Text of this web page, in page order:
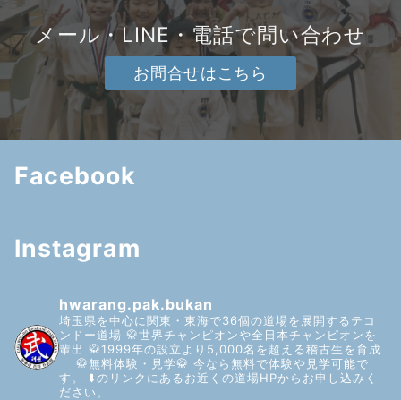
メール・LINE・電話で問い合わせ
お問合せはこちら
Facebook
Instagram
hwarang.pak.bukan
埼玉県を中心に関東・東海で36個の道場を展開するテコ
ンドー道場 🥋世界チャンピオンや全日本チャンピオンを
輩出 🥋1999年の設立より5,000名を超える稽古生を育成
🥋無料体験・見学🥋 今なら無料で体験や見学可能で
す。
⬇️のリンクにあるお近くの道場HPからお申し込みく
ださい。